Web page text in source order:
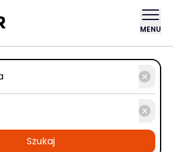
MENU
Szukaj